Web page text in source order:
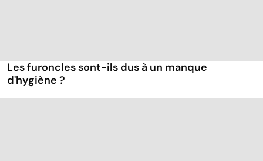
Les furoncles sont-ils dus à un manque
d'hygiène ?